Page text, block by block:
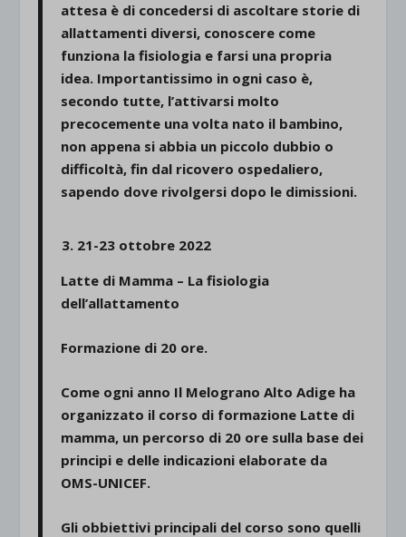
attesa è di concedersi di ascoltare storie di
allattamenti diversi, conoscere come
funziona la fisiologia e farsi una propria
idea. Importantissimo in ogni caso è,
secondo tutte, l’attivarsi molto
precocemente una volta nato il bambino,
non appena si abbia un piccolo dubbio o
difficoltà, fin dal ricovero ospedaliero,
sapendo dove rivolgersi dopo le dimissioni.
21-23 ottobre 2022
Latte di Mamma – La fisiologia
dell’allattamento
Formazione di 20 ore.
Come ogni anno Il Melograno Alto Adige ha
organizzato il corso di formazione Latte di
mamma, un percorso di 20 ore sulla base dei
principi e delle indicazioni elaborate da
OMS-UNICEF.
Gli obbiettivi principali del corso sono quelli